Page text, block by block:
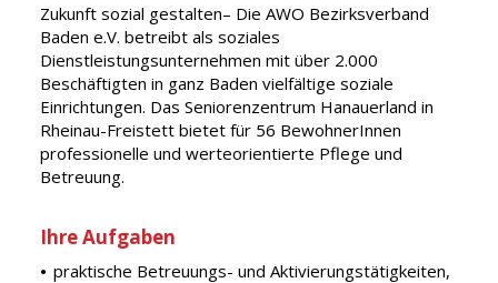
Zukunft sozial gestalten– Die AWO Bezirksverband
Baden e.V. betreibt als soziales
Dienstleistungsunternehmen mit über 2.000
Beschäftigten in ganz Baden vielfältige soziale
Einrichtungen. Das Seniorenzentrum Hanauerland in
Rheinau-Freistett bietet für 56 BewohnerInnen
professionelle und werteorientierte Pflege und
Betreuung.
Ihre Aufgaben
praktische Betreuungs- und Aktivierungstätigkeiten,